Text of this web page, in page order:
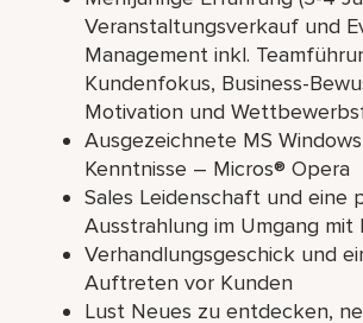
Veranstaltungsverkauf und
Management inkl.
Kundenfokus, Business-
Motivation und
Ausgezeichnete MS
Kenntnisse – Micros® Opera
Sales Leidenschaft und eine
Ausstrahlung im Umgang mit
Verhandlungsgeschick und
Auftreten vor Kunden
Lust Neues zu entdecken,